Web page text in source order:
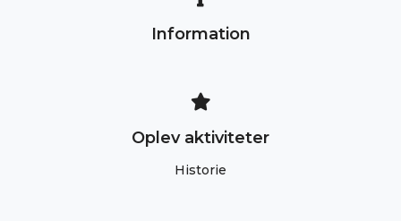
Information
Oplev aktiviteter
Historie